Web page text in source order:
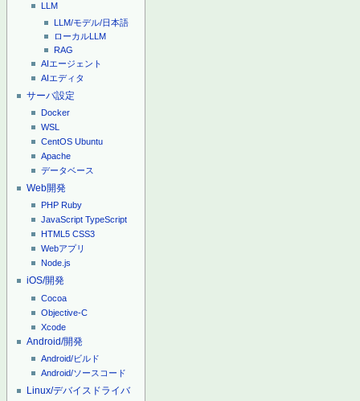
LLM
LLM/モデル/日本語
ローカルLLM
RAG
AIエージェント
AIエディタ
サーバ設定
Docker
WSL
CentOS Ubuntu
Apache
データベース
Web開発
PHP Ruby
JavaScript TypeScript
HTML5 CSS3
Webアプリ
Node.js
iOS/開発
Cocoa
Objective-C
Xcode
Android/開発
Android/ビルド
Android/ソースコード
Linux/デバイスドライバ